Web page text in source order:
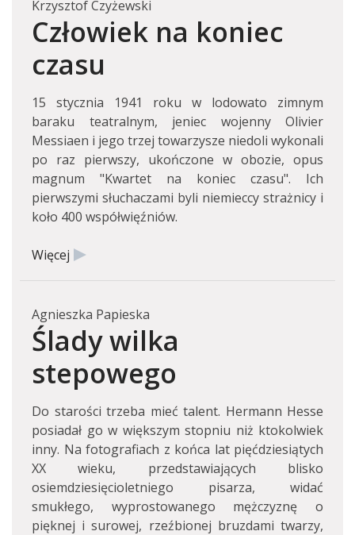
Krzysztof Czyżewski
Człowiek na koniec
czasu
15 stycznia 1941 roku w lodowato zimnym
baraku teatralnym, jeniec wojenny Olivier
Messiaen i jego trzej towarzysze niedoli wykonali
po raz pierwszy, ukończone w obozie, opus
magnum "Kwartet na koniec czasu". Ich
pierwszymi słuchaczami byli niemieccy strażnicy i
koło 400 współwięźniów.
Więcej
Agnieszka Papieska
Ślady wilka
stepowego
Do starości trzeba mieć talent. Hermann Hesse
posiadał go w większym stopniu niż ktokolwiek
inny. Na fotografiach z końca lat pięćdziesiątych
XX wieku, przedstawiających blisko
osiemdziesięcioletniego pisarza, widać
smukłego, wyprostowanego mężczyznę o
pięknej i surowej, rzeźbionej bruzdami twarzy,